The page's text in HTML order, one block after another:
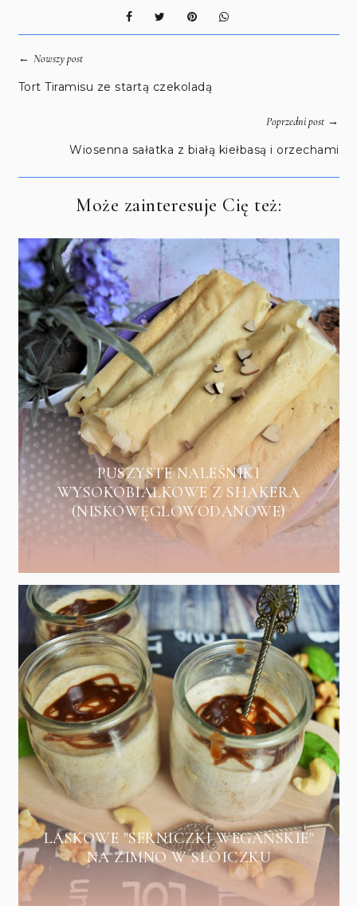
← Nowszy post
Tort Tiramisu ze startą czekoladą
Poprzedni post→
Wiosenna sałatka z białą kiełbasą i orzechami
Może zainteresuje Cię też:
PUSZYSTE NALEŚNIKI
WYSOKOBIAŁKOWE Z SHAKERA
(NISKOWĘGLOWODANOWE)
LASKOWE "SERNICZKI WEGAŃSKIE"
NA ZIMNO W SŁOICZKU